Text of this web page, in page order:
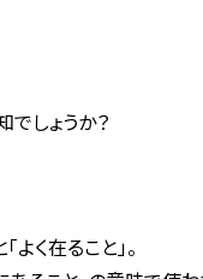
しょうか？
く在ること」。